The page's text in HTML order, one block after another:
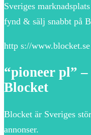
Sveriges
fynd & sälj snabbt på
http s://www.blocket.se
“pioneer pl”
Blocket
Blocket är Sveriges
annonser.